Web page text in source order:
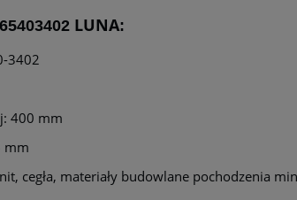
LUNA:
3402
400 mm
mm
cegła, materiały budowlane pochodzenia